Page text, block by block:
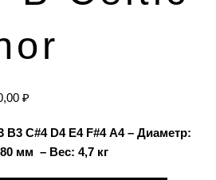
₽
B3 C#4 D4 E4 F#4 A4 –Диаметр:
мм – Вес: 4,7 кг